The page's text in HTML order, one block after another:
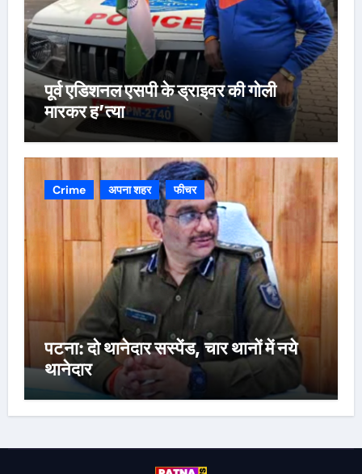
पूर्व एडिशनल एसपी के ड्राइवर की गोली
मारकर ह’त्या
Crime अपना शहर फीचर
पटना: दो थानेदार सस्पेंड, चार थानों में नये
थानेदार